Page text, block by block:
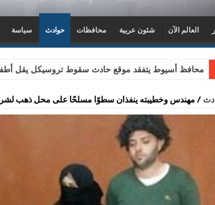
العالم الآن شئون عربية محافظات حوادث سياسة
محافظ أسيوط يتفقد موقع حادث سقوط تروسيكل يقل
/ مهندس وخطيبته ينفذان سطوًا مسلحًا على محل ذهب